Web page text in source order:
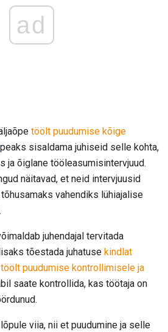
ad
töölt puudumise kõige
peaks sisaldama juhiseid selle kohta,
ja õiglane tööleasumisintervjuud.
näitavad, et neid intervjuusid
vahendiks lühiajalise
juhendajal tervitada
tõestada juhatuse kindlat
töölt puudumise kontrollimisele ja
saate kontrollida, kas töötaja on
viia, nii et puudumine ja selle